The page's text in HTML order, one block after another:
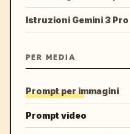
Istruzioni Gemini 3 Pro
PER MEDIA
Prompt per immagini
Prompt video